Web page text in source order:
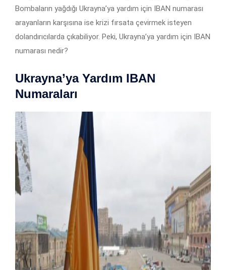
Bombaların yağdığı Ukrayna’ya yardım için IBAN numarası
arayanların karşısına ise krizi fırsata çevirmek isteyen
dolandırıcılarda çıkabiliyor. Peki, Ukrayna’ya yardım için IBAN
numarası nedir?
Ukrayna’ya Yardım IBAN
Numaraları